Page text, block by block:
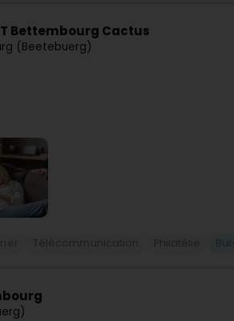
Bettembourg Cactus
(Beetebuerg)